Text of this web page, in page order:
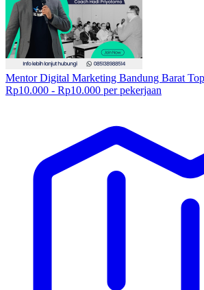
Mentor Digital Marketing Bandung Barat
Rp10.000 - Rp10.000 per pekerjaan